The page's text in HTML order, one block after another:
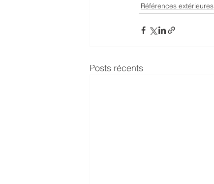
Références extérieures
Posts récents